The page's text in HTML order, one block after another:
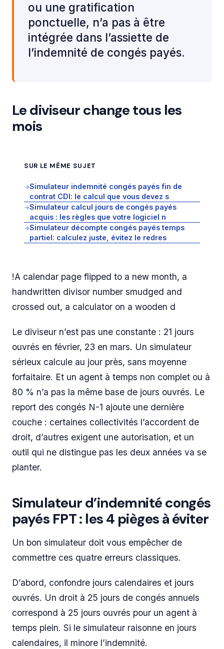
ou une gratification
ponctuelle, n’a pas à être
intégrée dans l’assiette de
l’indemnité de congés payés.
Le diviseur change tous les
mois
SUR LE MÊME SUJET
→Simulateur indemnité congés payés fin de
contrat CDI: le calcul que vous devez s
→Simulateur calcul jours de congés payés
acquis : les règles que votre logiciel n
→Simulateur décompte congés payés temps
partiel: calculez juste, évitez le redres
!A calendar page flipped to a new month, a
handwritten divisor number smudged and
crossed out, a calculator on a wooden d
Le diviseur n’est pas une constante : 21 jours
ouvrés en février, 23 en mars. Un simulateur
sérieux calcule au jour près, sans moyenne
forfaitaire. Et un agent à temps non complet ou à
80 % n’a pas la même base de jours ouvrés. Le
report des congés N-1 ajoute une dernière
couche : certaines collectivités l’accordent de
droit, d’autres exigent une autorisation, et un
outil qui ne distingue pas les deux années va se
planter.
Simulateur d’indemnité congés
payés FPT : les 4 pièges à éviter
Un bon simulateur doit vous empêcher de
commettre ces quatre erreurs classiques.
D’abord, confondre jours calendaires et jours
ouvrés. Un droit à 25 jours de congés annuels
correspond à 25 jours ouvrés pour un agent à
temps plein. Si le simulateur raisonne en jours
calendaires, il minore l’indemnité.